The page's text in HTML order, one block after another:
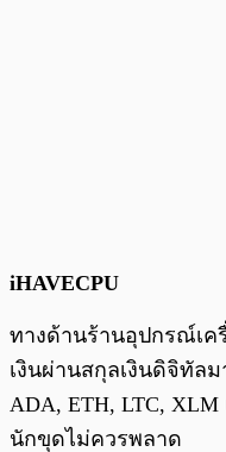
iHAVECPU
ทางด้านร้านอุปกรณ์เค
เงินผ่านสกุลเงินดิจิทัล
ADA, ETH, LTC, XLM
นักขุดไม่ควรพลาด